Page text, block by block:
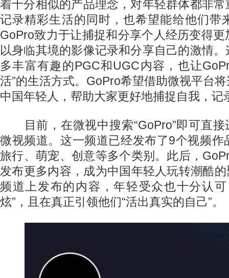
着十分相似的产品理念，对年轻群体都非
记录精彩生活的同时，也希望能给他们带
GoPro致力于让捕捉和分享个人经历变得
以身临其境的影像记录和分享自己的激情
多丰富有趣的PGC和UGC内容，也让
活”的生活方式。GoPro希望借助微视平台
中国年轻人，帮助大家更好地捕捉自我，记
目前，在微视中搜索“GoPro”即可直接
微视频道。这一频道已经发布了9个视频作
旅行、萌宠、创意等多个类别。此后，
发布更多内容，成为中国年轻人玩转潮酷
频道上发布的内容，年轻受众也十分认
炫”，且在真正引领他们“活出真实的自己”。